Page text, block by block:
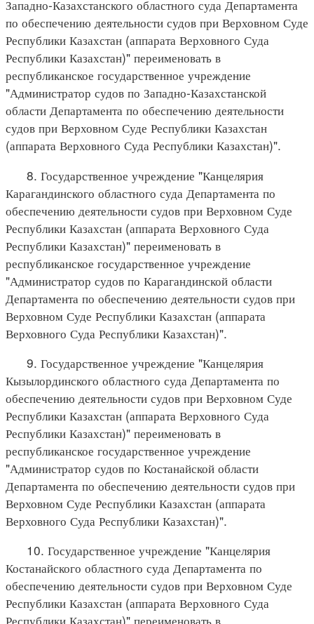
Западно-Казахстанского областного суда Департамента
по обеспечению деятельности судов при Верховном Суде
Республики Казахстан (аппарата Верховного Суда
Республики Казахстан)" переименовать в
республиканское государственное учреждение
"Администратор судов по Западно-Казахстанской
области Департамента по обеспечению деятельности
судов при Верховном Суде Республики Казахстан
(аппарата Верховного Суда Республики Казахстан)".
8. Государственное учреждение "Канцелярия
Карагандинского областного суда Департамента по
обеспечению деятельности судов при Верховном Суде
Республики Казахстан (аппарата Верховного Суда
Республики Казахстан)" переименовать в
республиканское государственное учреждение
"Администратор судов по Карагандинской области
Департамента по обеспечению деятельности судов при
Верховном Суде Республики Казахстан (аппарата
Верховного Суда Республики Казахстан)".
9. Государственное учреждение "Канцелярия
Кызылординского областного суда Департамента по
обеспечению деятельности судов при Верховном Суде
Республики Казахстан (аппарата Верховного Суда
Республики Казахстан)" переименовать в
республиканское государственное учреждение
"Администратор судов по Костанайской области
Департамента по обеспечению деятельности судов при
Верховном Суде Республики Казахстан (аппарата
Верховного Суда Республики Казахстан)".
10. Государственное учреждение "Канцелярия
Костанайского областного суда Департамента по
обеспечению деятельности судов при Верховном Суде
Республики Казахстан (аппарата Верховного Суда
Республики Казахстан)" переименовать в